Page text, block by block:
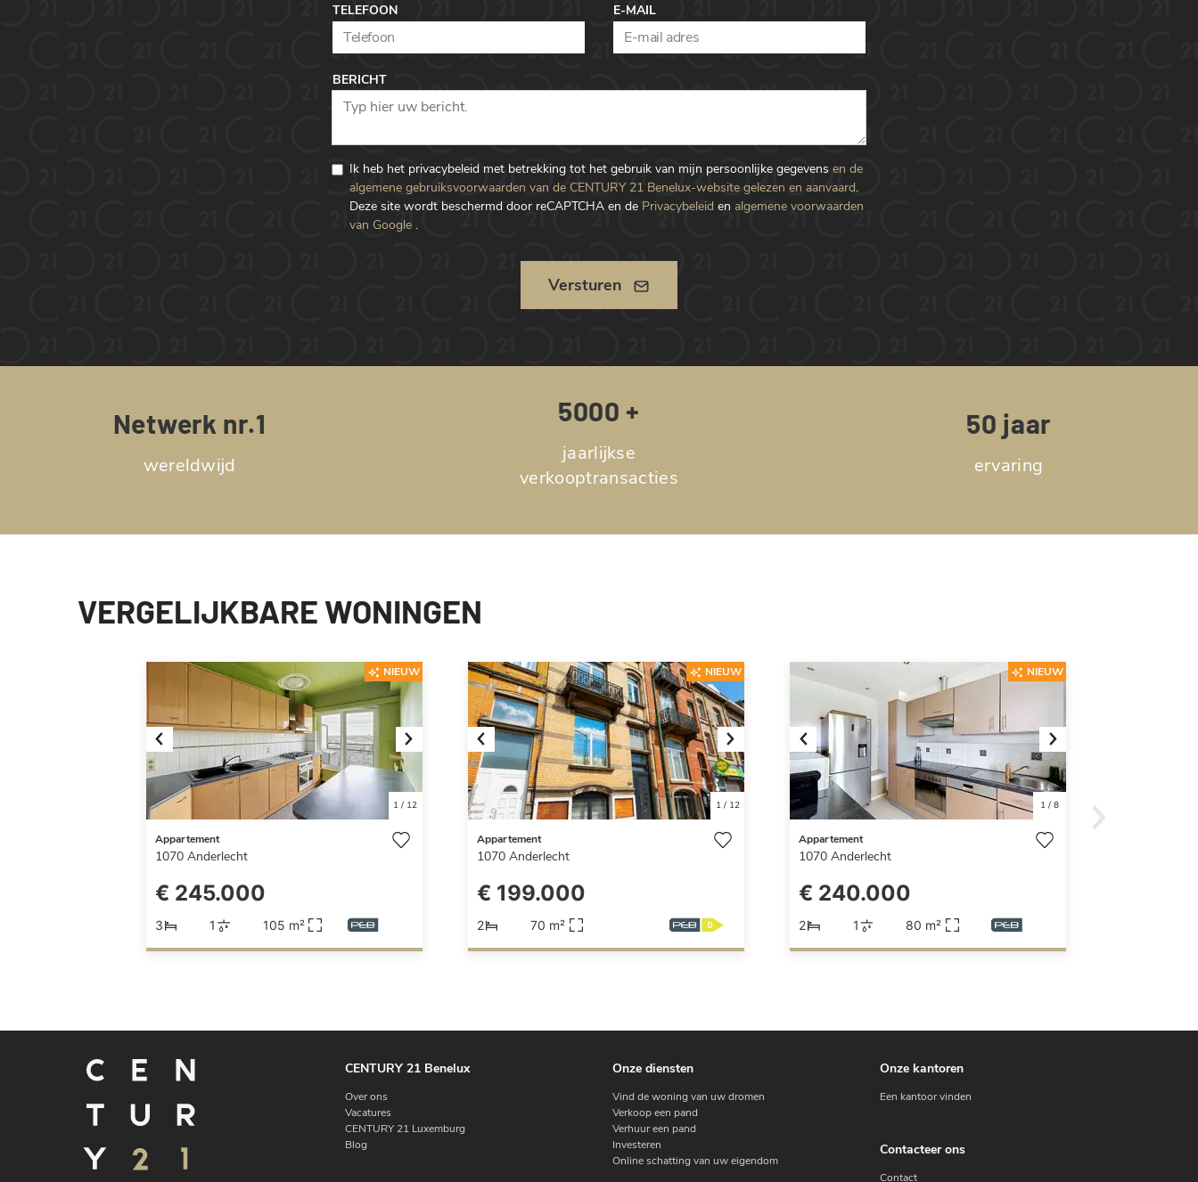
TELEFOON E-MAIL
BERICHT
Ik heb het privacybeleid met betrekking tot het gebruik van mijn persoonlijke gegevens en de
algemene gebruiksvoorwaarden van de CENTURY 21 Benelux-website gelezen en aanvaard.
Deze site wordt beschermd door reCAPTCHA en de Privacybeleid en algemene voorwaarden
van Google .
Versturen
Netwerk nr.1
wereldwijd
5000 +
jaarlijkse
verkooptransacties
50 jaar
ervaring
VERGELIJKBARE WONINGEN
Previous Next
1 / 12
NIEUW
Appartement
1070 Anderlecht
€ 245.000
3 1 105 m²
Previous Next
1/ 12
NIEUW
Appartement
1070 Anderlecht
€ 199.000
2 70 m²
Previous Next
1 /8
NIEUW
Appartement
1070 Anderlecht
€ 240.000
2 1 80 m²
CENTURY 21 Benelux
Over ons
Vacatures
CENTURY 21 Luxemburg
Blog
Onze diensten
Vind de woning van uw dromen
Verkoop een pand
Verhuur een pand
Investeren
Online schatting van uw eigendom
Onze kantoren
Een kantoor vinden
Contacteer ons
Contact